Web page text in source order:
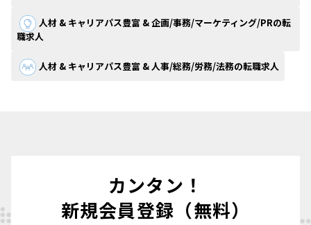
人材 & キャリアパス豊富 & 企画/事務/マーケティング/PRの転
職求人
人材 & キャリアパス豊富 & 人事/総務/労務/法務の転職求人
カンタン！
新規会員登録（無料）